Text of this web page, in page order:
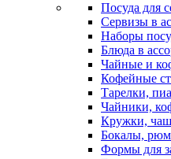
Посуда для
Сервизы в
Наборы
Блюда в
Чайные и
Кофейные
Тарелки,
Чайники,
Кружки,
Бокалы,
Формы для